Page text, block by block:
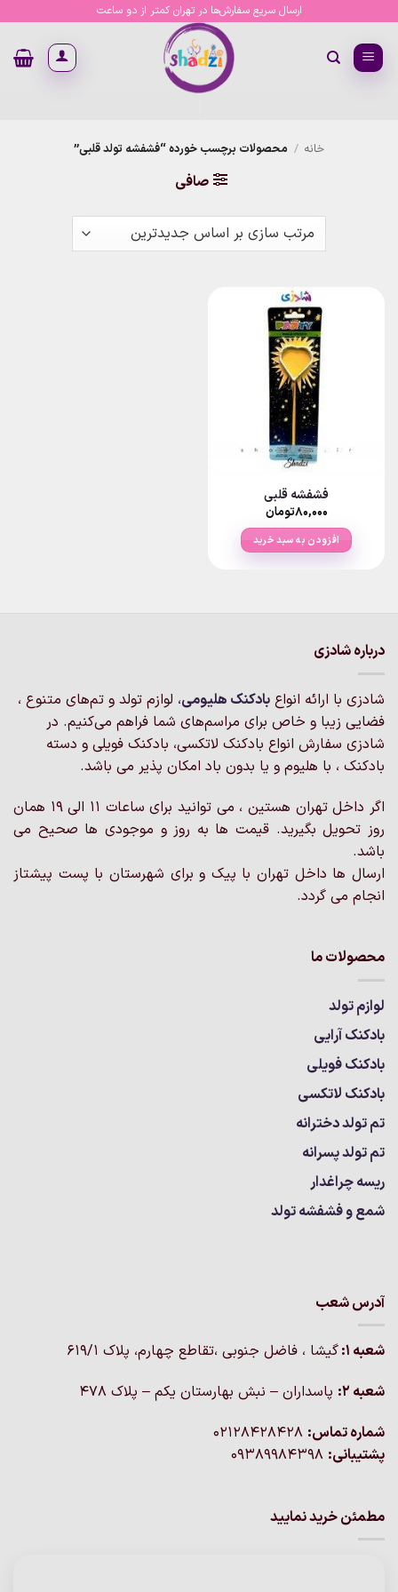
content
ارسال سریع سفارش‌ها در تهران کمتر از دو ساعت
خانه / محصولات برچسب خورده “فشفشه تولد قلبی”
صافی
فشفشه قلبی
۸۰,۰۰۰تومان
افزودن به سبد خرید
درباره شادزی
شادزی با ارائه انواع بادکنک‌ هلیومی، لوازم تولد و تم‌های متنوع ،
فضایی زیبا و خاص برای مراسم‌های شما فراهم می‌کنیم. در
شادزی سفارش انواع بادکنک لاتکسی، بادکنک فویلی و دسته
بادکنک ، با هلیوم و یا بدون باد امکان پذیر می باشد.
اگر داخل تهران هستین ، می توانید برای ساعات 11 الی 19 همان
روز تحویل بگیرید. قیمت ها به روز و موجودی ها صحیح می
باشد.
ارسال ها داخل تهران با پیک و برای شهرستان با پست پیشتاز
انجام می گردد.
محصولات ما
لوازم تولد
بادکنک آرایی
بادکنک فویلی
بادکنک لاتکسی
تم تولد دخترانه
تم تولد پسرانه
ریسه چراغدار
شمع و فشفشه تولد
آدرس شعب
شعبه 1:
گيشا ، فاضل جنوبی ،تقاطع چهارم، پلاک 619/1
شعبه 2:
پاسداران – نبش بهارستان یکم – پلاک ۴۷۸
شماره تماس:
پشتیبانی:
مطمئن خرید نمایید